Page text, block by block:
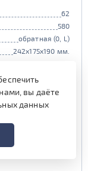
62
580
обратная (0, L)
242x175x190 мм.
10 390 руб.
обмене старой АКБ
10 990 руб.
вы даёте
данных